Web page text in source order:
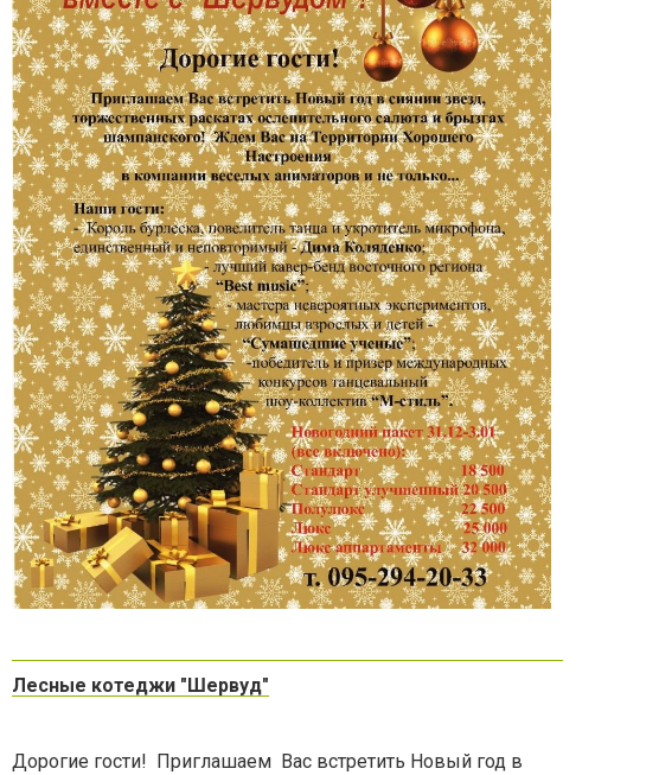
Лесные котеджи "Шервуд"
Дорогие гости! Приглашаем Вас встретить Новый год в